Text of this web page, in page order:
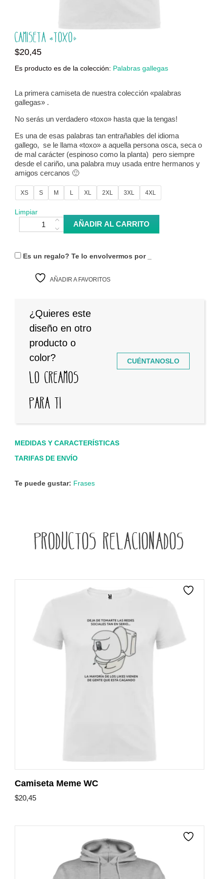
Camiseta «Toxo»
$20,45
Es producto es de la colección: Palabras gallegas
La primera camiseta de nuestra colección «palabras
gallegas» .
No serás un verdadero «toxo» hasta que la tengas!
Es una de esas palabras tan entrañables del idioma
gallego, se le llama «toxo» a aquella persona osca, seca o
de mal carácter (espinoso como la planta) pero siempre
desde el cariño, una palabra muy usada entre hermanos y
amigos cercanos 🙂
XS S M L XL 2XL 3XL 4XL
Limpiar
Camiseta "Toxo" cantidadAÑADIR AL CARRITO
Es un regalo? Te lo envolvermos por
AÑADIR A FAVORITOS
¿Quieres este
diseño en otro
producto o
color?
Lo creamos
para ti
CUÉNTANOSLO
MEDIDAS Y CARACTERÍSTICAS
TARIFAS DE ENVÍO
Te puede gustar: Frases
Productos relacionados
Camiseta Meme WC
$20,45